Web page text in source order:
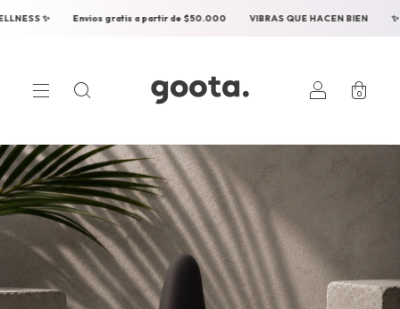
gratis a partir de $50.000 VIBRAS QUE HACEN BIEN ✨ SEXUAL
0